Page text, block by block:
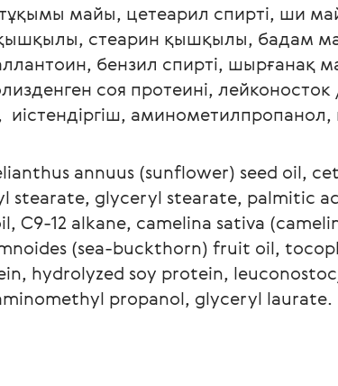
майы, цетеарил спирті, ши
стеарин қышқылы, бадам
бензил спирті, шырғанақ
соя протеині,
annuus (sunflower) seed oil,
stearate, glyceryl stearate, palmitic
C9-12 alkane, camelina sativa
(sea-buckthorn) fruit oil,
hydrolyzed soy protein,
propanol, glyceryl laurate.